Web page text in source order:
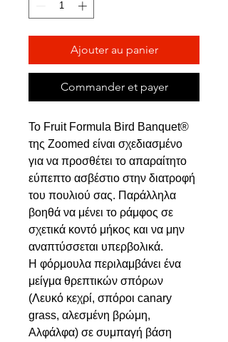
Ajouter au panier
Commander et payer
Το Fruit Formula Bird Banquet®
της Zoomed είναι σχεδιασμένο
για να προσθέτει το απαραίτητο
εύπεπτο ασβέστιο στην διατροφή
του πουλιού σας. Παράλληλα
βοηθά να μένει το ράμφος σε
σχετικά κοντό μήκος και να μην
αναπτύσσεται υπερβολικά.
Η φόρμουλα περιλαμβάνει ένα
μείγμα θρεπτικών σπόρων
(Λευκό κεχρί, σπόροι canary
grass, αλεσμένη βρώμη,
Αλφάλφα) σε συμπαγή βάση